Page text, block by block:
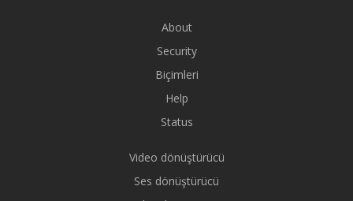
About
Security
Biçimleri
Help
Status
Video dönüştürücü
Ses dönüştürücü